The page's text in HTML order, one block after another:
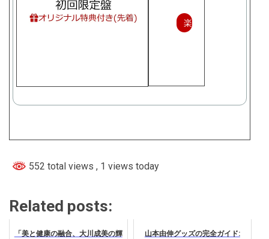
楽
552 total views , 1 views today
Related posts:
「美と健康の融合、大川成美の輝
山本由伸グッズの完全ガイド: